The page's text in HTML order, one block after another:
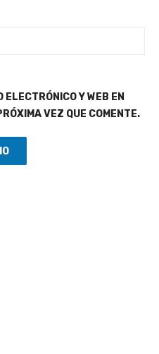
ELECTRÓNICO Y WEB EN
VEZ QUE COMENTE.